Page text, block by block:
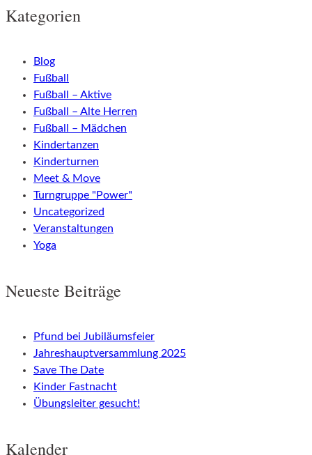
Kategorien
Blog
Fußball
Fußball – Aktive
Fußball – Alte Herren
Fußball – Mädchen
Kindertanzen
Kinderturnen
Meet & Move
Turngruppe "Power"
Uncategorized
Veranstaltungen
Yoga
Neueste Beiträge
Pfund bei Jubiläumsfeier
Jahreshauptversammlung 2025
Save The Date
Kinder Fastnacht
Übungsleiter gesucht!
Kalender